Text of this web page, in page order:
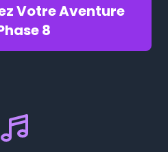
Votre Aventure
8